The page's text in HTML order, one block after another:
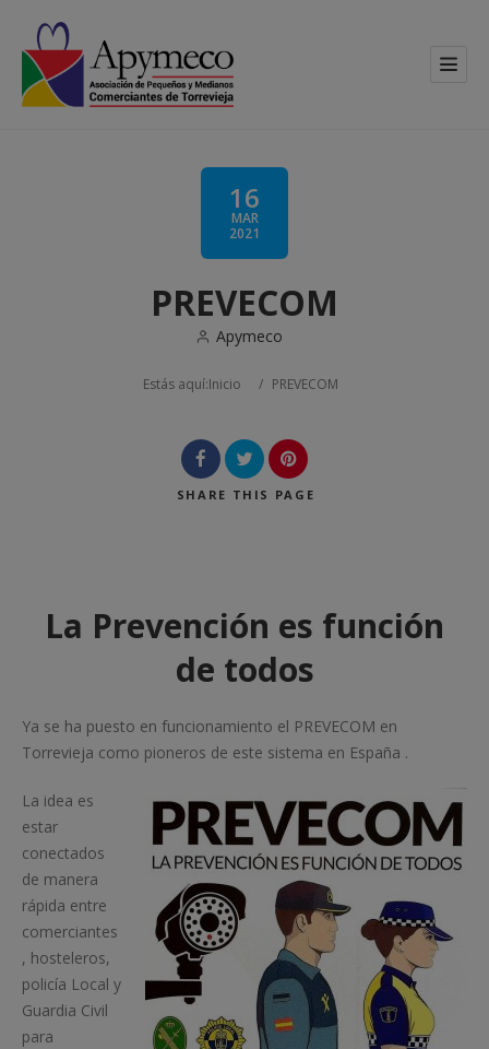
16
MAR
2021
PREVECOM
Apymeco
Estás aquí:Inicio / PREVECOM
SHARE THIS PAGE
La Prevención es función
de todos
Ya se ha puesto en funcionamiento el PREVECOM en
Torrevieja como pioneros de este sistema en España .
La idea es
estar
conectados
de manera
rápida entre
comerciantes
, hosteleros,
policía Local y
Guardia Civil
para